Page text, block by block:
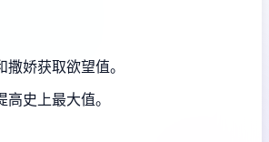
娇获取欲望值。
史上最大值。